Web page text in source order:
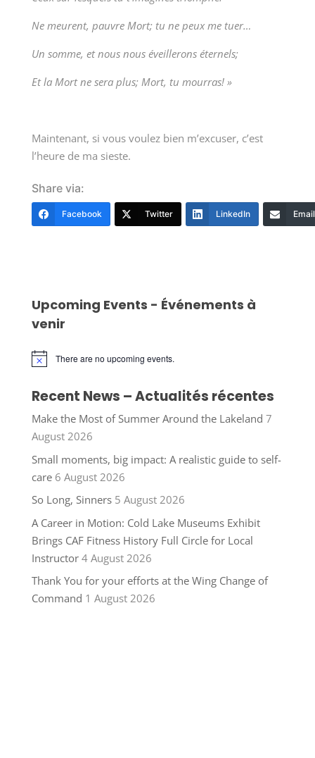
Ne meurent, pauvre Mort; tu ne peux me tuer…
Un somme, et nous nous éveillerons éternels;
Et la Mort ne sera plus; Mort, tu mourras! »
Maintenant, si vous voulez bien m’excuser, c’est
l’heure de ma sieste.
Share via:
Facebook Twitter LinkedIn Email
Upcoming Events - Événements à
venir
Notice There are no upcoming events.
Recent News – Actualités récentes
Make the Most of Summer Around the Lakeland 7
August 2026
Small moments, big impact: A realistic guide to self-
care 6 August 2026
So Long, Sinners 5 August 2026
A Career in Motion: Cold Lake Museums Exhibit
Brings CAF Fitness History Full Circle for Local
Instructor 4 August 2026
Thank You for your efforts at the Wing Change of
Command 1 August 2026